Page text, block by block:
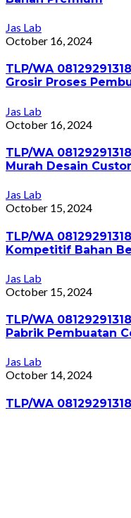
Jas Lab
October 16, 2024
TLP/WA
Grosir Proses
Jas Lab
October 16, 2024
TLP/WA
Murah Desain
Jas Lab
October 15, 2024
TLP/WA
Kompetitif Bahan
Jas Lab
October 15, 2024
TLP/WA
Pabrik Pembuatan
Jas Lab
October 14, 2024
TLP/WA